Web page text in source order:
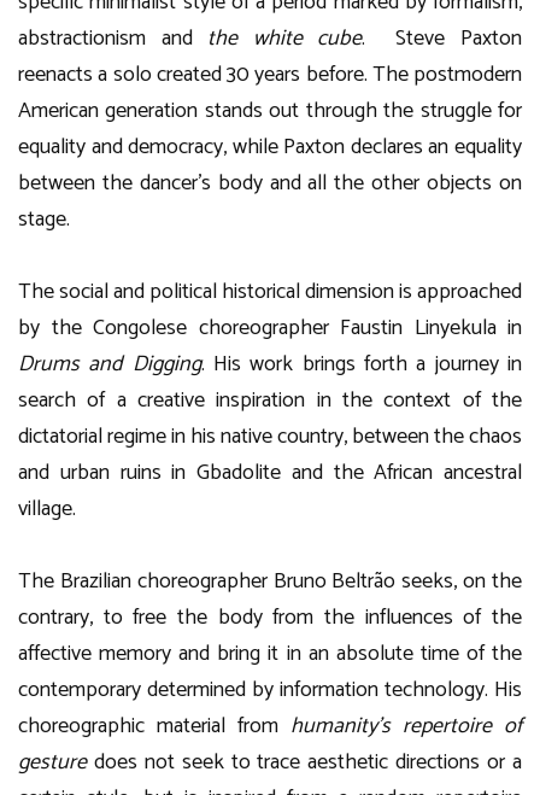
abstractionism and the white cube. Steve Paxton
reenacts a solo created 30 years before. The postmodern
American generation stands out through the struggle for
equality and democracy, while Paxton declares an equality
between the dancer’s body and all the other objects on
stage.
The social and political historical dimension is approached
by the Congolese choreographer Faustin Linyekula in
Drums and Digging. His work brings forth a journey in
search of a creative inspiration in the context of the
dictatorial regime in his native country, between the chaos
and urban ruins in Gbadolite and the African ancestral
village.
The Brazilian choreographer Bruno Beltrão seeks, on the
contrary, to free the body from the influences of the
affective memory and bring it in an absolute time of the
contemporary determined by information technology. His
choreographic material from humanity’s repertoire of
gesturedoes not seek to trace aesthetic directions or a